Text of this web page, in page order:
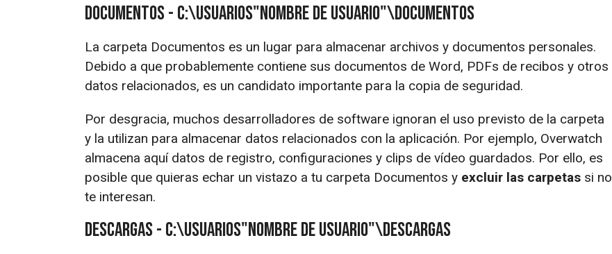
Documentos - C:\Usuarios"Nombre de usuario"\Documentos
La carpeta Documentos es un lugar para almacenar archivos y documentos personales.
Debido a que probablemente contiene sus documentos de Word, PDFs de recibos y otros
datos relacionados, es un candidato importante para la copia de seguridad.
Por desgracia, muchos desarrolladores de software ignoran el uso previsto de la carpeta
y la utilizan para almacenar datos relacionados con la aplicación. Por ejemplo, Overwatch
almacena aquí datos de registro, configuraciones y clips de vídeo guardados. Por ello, es
posible que quieras echar un vistazo a tu carpeta Documentos y excluir las carpetas si no
te interesan.
Descargas - C:\Usuarios"Nombre de usuario"\Descargas